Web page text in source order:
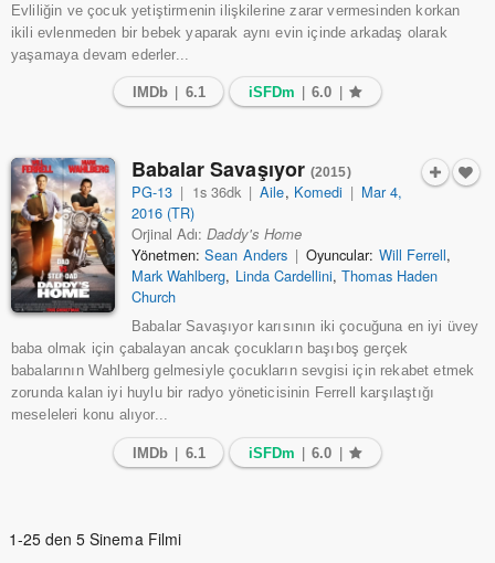
Evliliğin ve çocuk yetiştirmenin ilişkilerine zarar vermesinden korkan
ikili evlenmeden bir bebek yaparak aynı evin içinde arkadaş olarak
yaşamaya devam ederler...
IMDb 6.1 iSFDm 6.0
Babalar Savaşıyor (2015)
PG-13 | 1s 36dk | Aile, Komedi | Mar 4,
2016 (TR)
Orjinal Adı:Daddy's Home
Yönetmen: Sean Anders | Oyuncular: Will Ferrell,
Mark Wahlberg, Linda Cardellini,Thomas Haden
Church
Babalar Savaşıyor karısının iki çocuğuna en iyi üvey
baba olmak için çabalayan ancak çocukların başıboş gerçek
babalarının Wahlberg gelmesiyle çocukların sevgisi için rekabet etmek
zorunda kalan iyi huylu bir radyo yöneticisinin Ferrell karşılaştığı
meseleleri konu alıyor...
IMDb 6.1 iSFDm 6.0
1-25 den 5 Sinema Filmi